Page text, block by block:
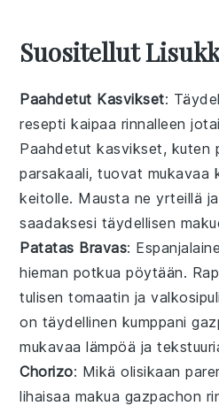
Suositellut
Paahdetut Kasvikset:
resepti kaipaa rinnalleen
Paahdetutkasvikset, kuten
parsakaali, tuovat mukavaa
keitolle. Mausta neyrteillä
saadaksesi täydellisen
Patatas Bravas:
hieman potkua pöytään.
tulisentomaatin ja
on täydellinen kumppani
mukavaa lämpöä ja
Chorizo: Mikä olisikaan
lihaisaa makua gazpachon